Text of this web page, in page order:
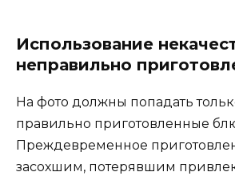
Использование
неправильно
На фото должны попадать
правильно приготовленные
Преждевременное
засохшим, потерявшим